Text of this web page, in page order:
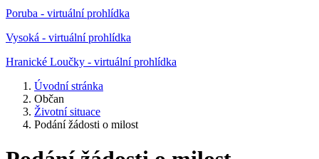
Poruba - virtuální prohlídka
Vysoká - virtuální prohlídka
Hranické Loučky - virtuální prohlídka
Úvodní stránka
Občan
Životní situace
Podání žádosti o milost